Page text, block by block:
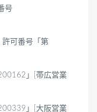
号
可番号「第
」[帯広営業
」[大阪営業